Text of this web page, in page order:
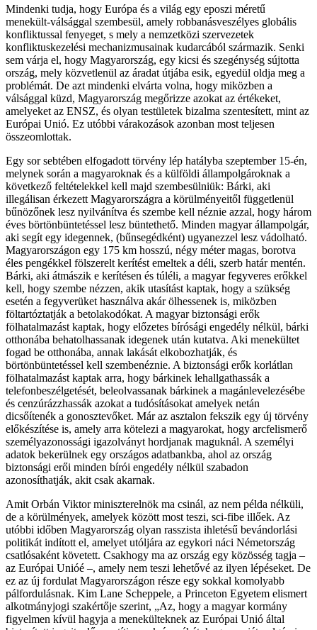
Mindenki tudja, hogy Európa és a világ egy eposzi méretű
menekült-válsággal szembesül, amely robbanásveszélyes globális
konfliktussal fenyeget, s mely a nemzetközi szervezetek
konfliktuskezelési mechanizmusainak kudarcából származik. Senki
sem várja el, hogy Magyarország, egy kicsi és szegénység sújtotta
ország, mely közvetlenül az áradat útjába esik, egyedül oldja meg a
problémát. De azt mindenki elvárta volna, hogy miközben a
válsággal küzd, Magyarország megőrizze azokat az értékeket,
amelyeket az ENSZ, és olyan testületek bizalma szentesített, mint az
Európai Unió. Ez utóbbi várakozások azonban most teljesen
összeomlottak.
Egy sor sebtében elfogadott törvény lép hatályba szeptember 15-én,
melynek során a magyaroknak és a külföldi állampolgároknak a
következő feltételekkel kell majd szembesülniük: Bárki, aki
illegálisan érkezett Magyarországra a körülményeitől függetlenül
bűnözőnek lesz nyilvánítva és szembe kell néznie azzal, hogy három
éves börtönbüntetéssel lesz büntethető. Minden magyar állampolgár,
aki segít egy idegennek, (bűnsegédként) ugyanezzel lesz vádolható.
Magyarországon egy 175 km hosszú, négy méter magas, borotva
éles pengékkel fölszerelt kerítést emeltek a déli, szerb határ mentén.
Bárki, aki átmászik e kerítésen és túléli, a magyar fegyveres erőkkel
kell, hogy szembe nézzen, akik utasítást kaptak, hogy a szükség
esetén a fegyverüket használva akár ölhessenek is, miközben
föltartóztatják a betolakodókat. A magyar biztonsági erők
fölhatalmazást kaptak, hogy előzetes bírósági engedély nélkül, bárki
otthonába behatolhassanak idegenek után kutatva. Aki menekültet
fogad be otthonába, annak lakását elkobozhatják, és
börtönbüntetéssel kell szembenéznie. A biztonsági erők korlátlan
fölhatalmazást kaptak arra, hogy bárkinek lehallgathassák a
telefonbeszélgetését, beleolvassanak bárkinek a magánlevelezésébe
és cenzúrázzhassák azokat a tudósításokat amelyek netán
dicsőítenék a gonosztevőket. Már az asztalon fekszik egy új törvény
előkészítése is, amely arra kötelezi a magyarokat, hogy arcfelismerő
személyazonossági igazolványt hordjanak maguknál. A személyi
adatok bekerülnek egy országos adatbankba, ahol az ország
biztonsági erői minden bírói engedély nélkül szabadon
azonosíthatják, akit csak akarnak.
Amit Orbán Viktor miniszterelnök ma csinál, az nem példa nélküli,
de a körülmények, amelyek között most teszi, sci-fibe illőek. Az
utóbbi időben Magyarország olyan rasszista ihletésű bevándorlási
politikát indított el, amelyet utóljára az egykori náci Németország
csatlósaként követett. Csakhogy ma az ország egy közösség tagja –
az Európai Unióé –, amely nem teszi lehetővé az ilyen lépéseket. De
ez az új fordulat Magyarországon része egy sokkal komolyabb
pálfordulásnak. Kim Lane Scheppele, a Princeton Egyetem elismert
alkotmányjogi szakértője szerint, „Az, hogy a magyar kormány
figyelmen kívül hagyja a menekülteknek az Európai Unió által